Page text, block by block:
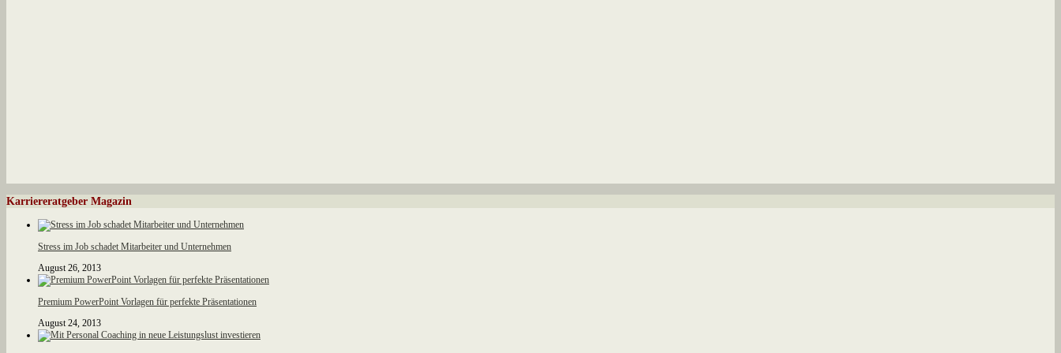
Karriereratgeber Magazin
Stress im Job schadet Mitarbeiter und Unternehmen
August 26, 2013
Premium PowerPoint Vorlagen für perfekte Präsentationen
August 24, 2013